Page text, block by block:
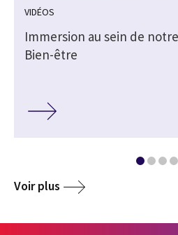
VIDÉOS
Immersion au sein de
Bien-être
Voir plus